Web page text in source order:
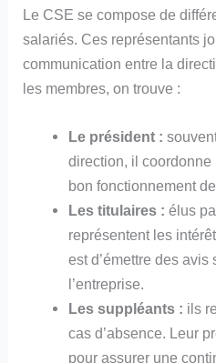
Le CSE se compose de
salariés. Ces représentants
communication entre la
les membres, on trouve :
Le président :
direction, il
bon fonctionnement
Les titulaires : élus
représentent les
est d’émettre des
l’entreprise.
Les suppléants : ils
cas d’absence. Leur
pour assurer une